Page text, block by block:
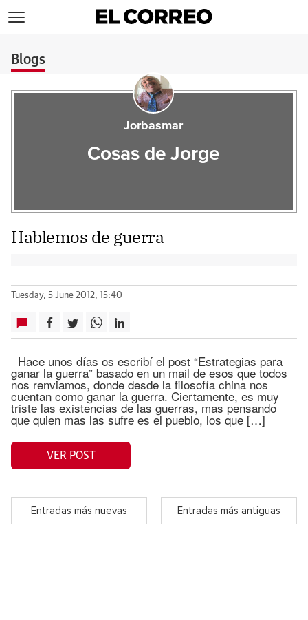
Blogs
Jorbasmar
Cosas de Jorge
Hablemos de guerra
Tuesday, 5 June 2012, 15:40
Hace unos días os escribí el post “Estrategias para
ganar la guerra” basado en un mail de esos que todos
nos renviamos, donde desde la filosofía china nos
cuentan como ganar la guerra. Ciertamente, es muy
triste las existencias de las guerras, mas pensando
que quien mas las sufre es el pueblo, los que […]
VER POST
Entradas más nuevas Entradas más antiguas